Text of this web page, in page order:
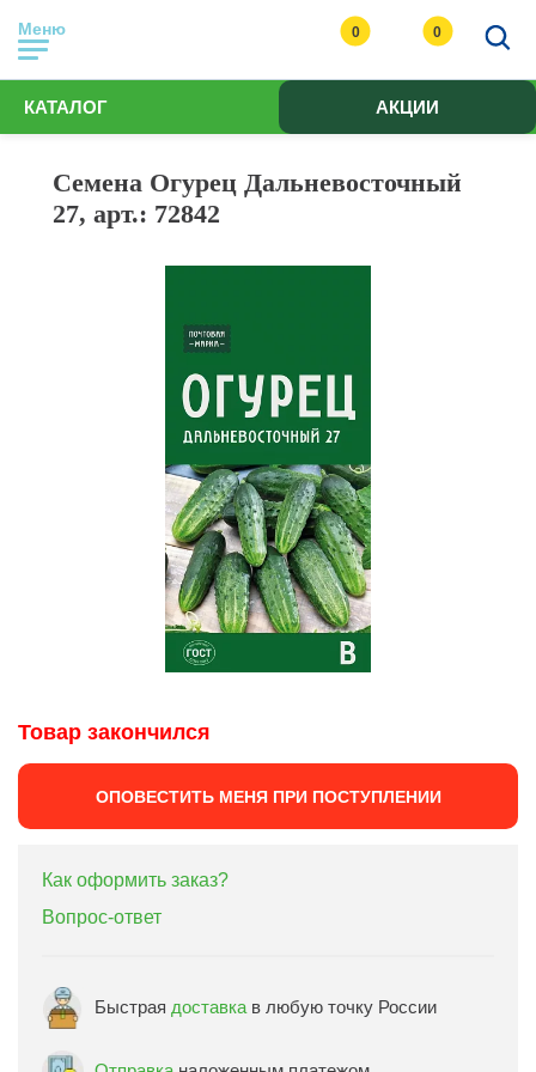
Меню 0 0
КАТАЛОГ АКЦИИ
Семена Огурец Дальневосточный
27, арт.: 72842
Товар закончился
ОПОВЕСТИТЬ МЕНЯ ПРИ ПОСТУПЛЕНИИ
Как оформить заказ?
Вопрос-ответ
Быстрая доставка в любую точку России